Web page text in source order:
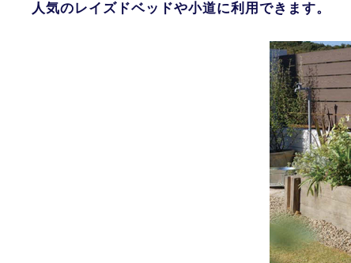
人気のレイズドベッドや小道に利用できます。